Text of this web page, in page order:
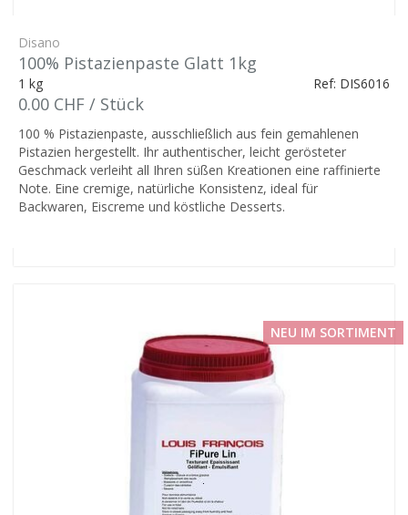
Disano
100% Pistazienpaste Glatt 1kg
1 kg Ref: DIS6016
0.00 CHF / Stück
100 % Pistazienpaste, ausschließlich aus fein gemahlenen
Pistazien hergestellt. Ihr authentischer, leicht gerösteter
Geschmack verleiht all Ihren süßen Kreationen eine raffinierte
Note. Eine cremige, natürliche Konsistenz, ideal für
Backwaren, Eiscreme und köstliche Desserts.
NEU IM SORTIMENT